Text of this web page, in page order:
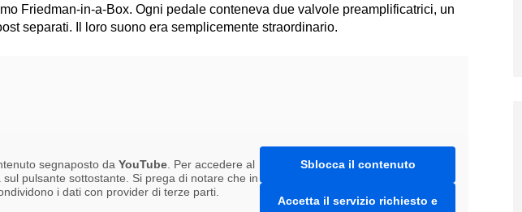
Friedman-in-a-Box. Ogni pedale conteneva due valvole preamplificatrici, un
separati. Il loro suono era semplicemente straordinario.
segnaposto da YouTube . Per accedere al
pulsante sottostante. Si prega di notare che in
i dati con provider di terze parti.
Sblocca il contenuto
Accetta il servizio richiesto e